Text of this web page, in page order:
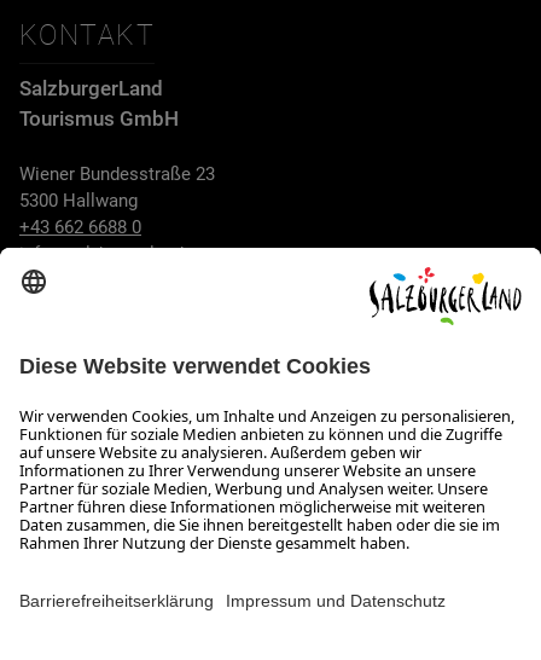
KONTAKT
SalzburgerLand
Tourismus GmbH
Wiener Bundesstraße 23
5300 Hallwang
+43 662 6688 0
info@salzburgerland.com
Wir freuen uns auf Ihre Anfrage!
Gerne stehen wir Ihnen von Montag bis Donnerstag von 08:00
bis 17:30 Uhr und am Freitag von 08:00 bis 17:00 Uhr zur
Verfügung.
Das Unternehmen Jobs Meeting- und Kongresslocations